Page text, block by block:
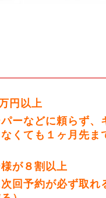
円以上
ーなどに頼らず、
くても１ヶ月先ま
が８割以上
回予約が必ず取れ